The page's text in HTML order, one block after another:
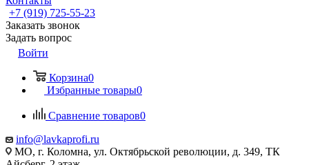
+7 (919) 725-55-23
Заказать звонок
Задать вопрос
Войти
Корзина0
Избранные товары0
Сравнение товаров0
info@lavkaprofi.ru
МО, г. Коломна, ул. Октябрьской революции, д. 349, ТК